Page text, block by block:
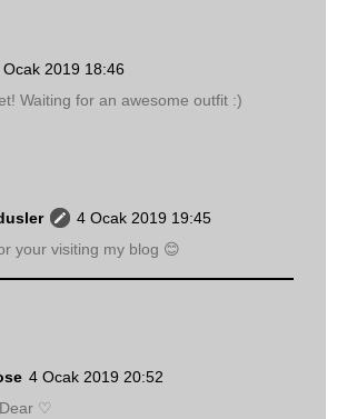
Ocak 2019 18:46
Waiting for an awesome outfit :)
4 Ocak 2019 19:45
your visiting my blog 😊
4 Ocak 2019 20:52
♡